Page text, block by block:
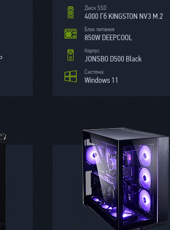
Диск SSD
4000 Гб KINGSTON NV3 M.2
Блок питания
850W DEEPCOOL
Корпус
JONSBO D500 Black
Система
Windows 11